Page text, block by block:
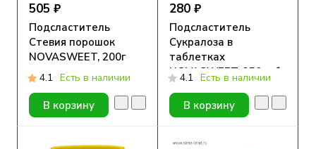
505 ₽
Подсластитель
Стевия порошок
NOVASWEET, 200г
4.1 Есть в наличии
В корзину
280 ₽
Подсластитель
Сукралоза в
таблетках
NOVASWEET, 350таб.
4.1 Есть в наличии
В корзину